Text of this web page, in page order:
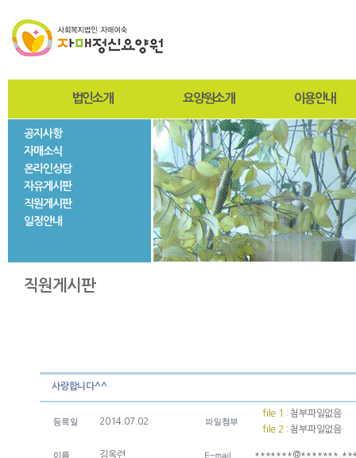
법인소개
사진자료
법인현황
요양원소개
인사말
설립목적 및 연혁
미션과비전
조직도
시설현황
층별안내
자매둘러보기
이용안내
입퇴원절차
찾아오시는길
사회재활서비스
공지사항
자매소식
온라인상담
자유게시판
직원게시판
일정안내
직원게시판
사랑합니다^^
2014.07.02
file 1 :첨부파일없음
file 2 :첨부파일없음
김옥련